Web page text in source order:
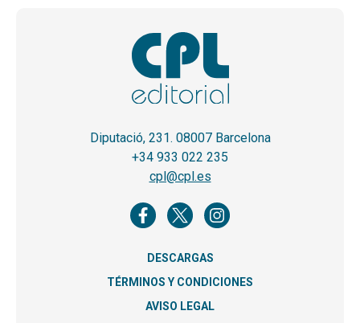
Diputació, 231. 08007 Barcelona
+34 933 022 235
cpl@cpl.es
DESCARGAS
TÉRMINOS Y CONDICIONES
AVISO LEGAL